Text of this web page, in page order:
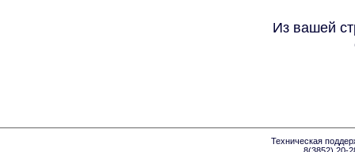
Из вашей
Техническая